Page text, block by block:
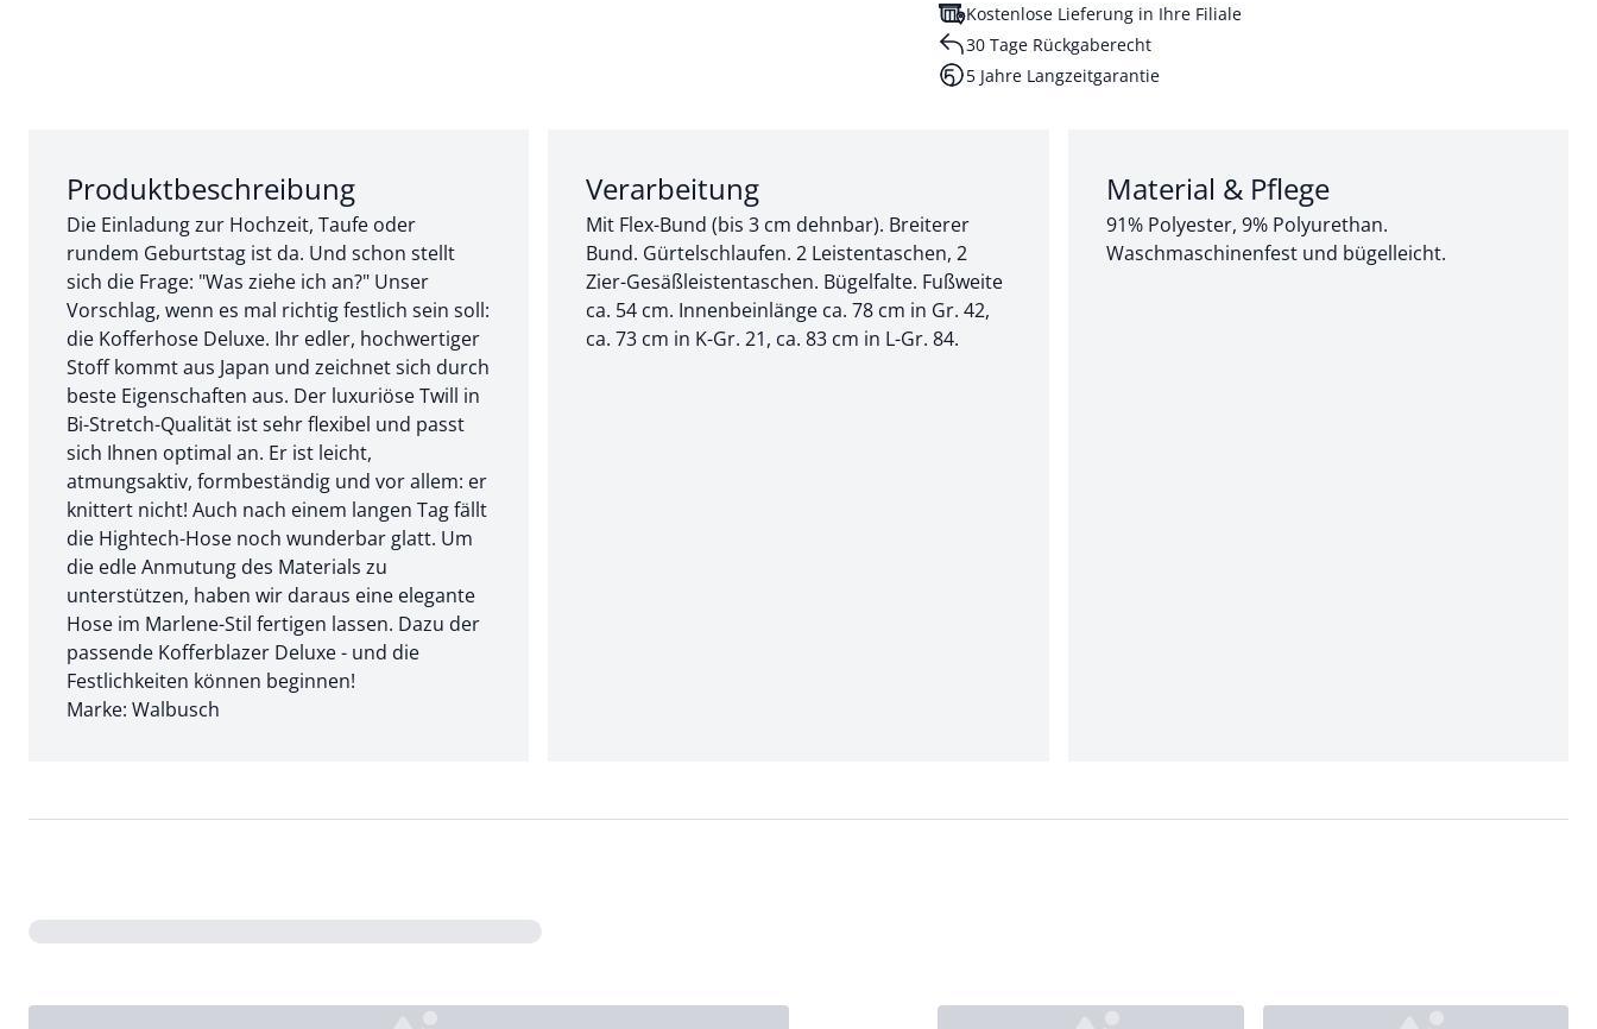
Kostenlose Lieferung in Ihre Filiale
30 Tage Rückgaberecht
5 Jahre Langzeitgarantie
Abschnitt 1 von 3:
Produktbeschreibung
Die Einladung zur Hochzeit, Taufe oder
rundem Geburtstag ist da. Und schon stellt
sich die Frage: "Was ziehe ich an?" Unser
Vorschlag, wenn es mal richtig festlich sein soll:
die Kofferhose Deluxe. Ihr edler, hochwertiger
Stoff kommt aus Japan und zeichnet sich durch
beste Eigenschaften aus. Der luxuriöse Twill in
Bi-Stretch-Qualität ist sehr flexibel und passt
sich Ihnen optimal an. Er ist leicht,
atmungsaktiv, formbeständig und vor allem: er
knittert nicht! Auch nach einem langen Tag fällt
die Hightech-Hose noch wunderbar glatt. Um
die edle Anmutung des Materials zu
unterstützen, haben wir daraus eine elegante
Hose im Marlene-Stil fertigen lassen. Dazu der
passende Kofferblazer Deluxe - und die
Festlichkeiten können beginnen!
Marke: Walbusch
Abschnitt 2 von 3:
Verarbeitung
Mit Flex-Bund (bis 3 cm dehnbar). Breiterer
Bund. Gürtelschlaufen. 2 Leistentaschen, 2
Zier-Gesäßleistentaschen. Bügelfalte. Fußweite
ca. 54 cm. Innenbeinlänge ca. 78 cm in Gr. 42,
ca. 73 cm in K-Gr. 21, ca. 83 cm in L-Gr. 84.
Abschnitt 3 von 3:
Material & Pflege
91% Polyester, 9% Polyurethan.
Waschmaschinenfest und bügelleicht.